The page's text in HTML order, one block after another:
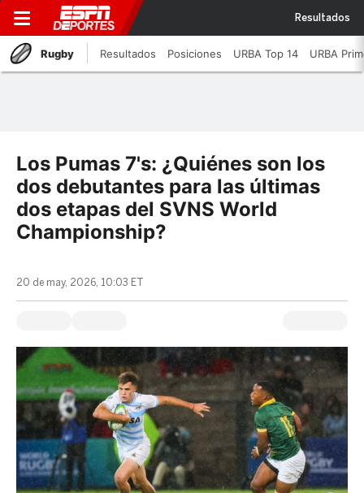
Resultados
Rugby Resultados Posiciones URBA Top 14 URBA
Los Pumas 7's: ¿Quiénes son los
dos debutantes para las últimas
dos etapas del SVNS World
Championship?
20 de may, 2026, 10:03 ET